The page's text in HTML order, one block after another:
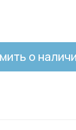
о